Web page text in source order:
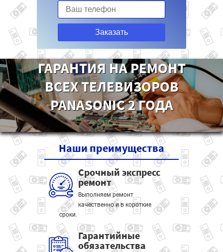
Заказать
ГАРАНТИЯ НА РЕМОНТ
ВСЕХ ТЕЛЕВИЗОРОВ
PANASONIC 2 ГОДА
Нашипреимущества
Срочный экспресс
ремонт
Выполняем ремонт
качественно и в короткие
сроки.
Гарантийные
обязательства